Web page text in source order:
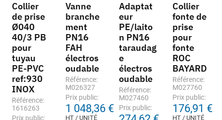
Collier
de prise
Ø040
40/3 PB
pour
tuyau
PE-PVC
ref:930
INOX
Référence:
1616263
Prix public:
Vanne
branche
ment
PN16
FAH
électros
oudable
Référence:
M026327
Prix public:
1 048,36 €
HT / UNITÉ
Adaptat
eur
PE/laito
n PN16
taraudag
e
électros
oudable
Référence:
M027460
Prix public:
Collier
fonte de
prise
pour
fonte
ROC
BAYARD
Référence:
M027760
Prix public:
176,91 €
HT / UNITÉ